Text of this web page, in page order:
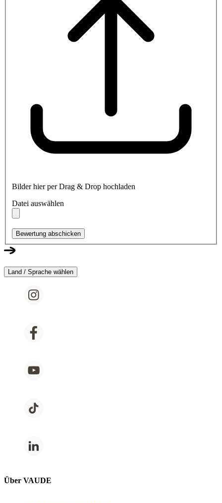
Bilder hier per Drag & Drop hochladen
Datei auswählen
Bewertung abschicken
Land / Sprache wählen
Über VAUDE